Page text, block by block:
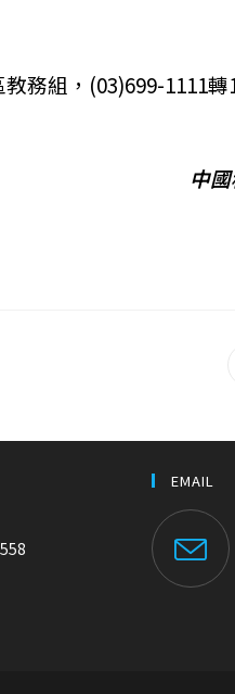
務組，(03)699-1111轉
中
EMAIL